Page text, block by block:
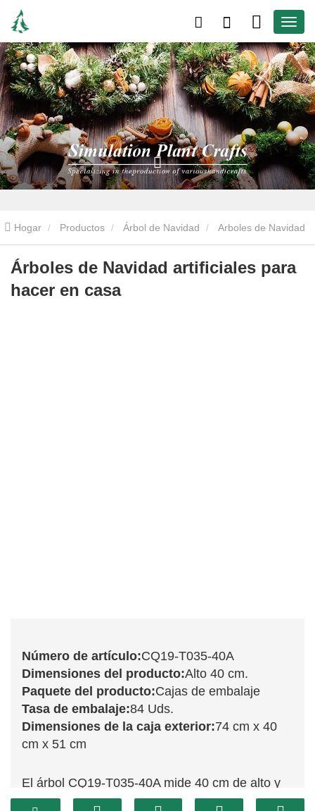
Hogar Productos Árbol de Navidad Arboles de Navidad
artificiales Árboles de Navidad artificiales para hacer en casa
Árboles de Navidad artificiales para
hacer en casa
Número de artículo:CQ19-T035-40A
Dimensiones del producto:Alto 40 cm.
Paquete del producto:Cajas de embalaje
Tasa de embalaje:84 Uds.
Dimensiones de la caja exterior:74 cm x 40
cm x 51 cm
El árbol CQ19-T035-40A mide 40 cm de alto y
luce un hermoso efecto de nieve que aporta un